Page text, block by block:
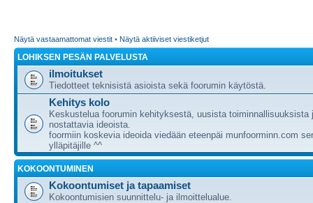
Näytä vastaamattomat viestit • Näytä aktiiviset viestiketjut
LOHIKSEN PESÄN PALVELUSTA
ilmoitukset
Tiedotteet teknisistä asioista sekä foorumin käytöstä.
Kehitys kolo
Keskustelua foorumin kehityksestä, uusista toiminnallisuuksista
nostattavia ideoista.
foormiin koskevia ideoida viedään eteenpäi munfoorminn.com
ylläpitäjille ^^
KOKOONTUMINEN
Kokoontumiset ja tapaamiset
Kokoontumisien suunnittelu- ja ilmoittelualue.